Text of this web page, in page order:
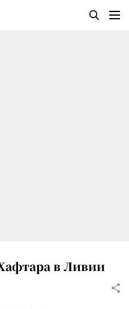
в Ливии